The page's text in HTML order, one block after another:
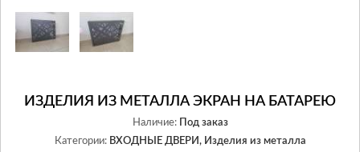
ИЗДЕЛИЯ ИЗ МЕТАЛЛА ЭКРАН НА БАТАРЕЮ
Наличие:
Под заказ
Категории: ВХОДНЫЕ ДВЕРИ, Изделия из металла